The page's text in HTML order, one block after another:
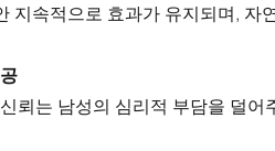
지속적으로 효과가 유지되며, 자
뢰는 남성의 심리적 부담을 덜